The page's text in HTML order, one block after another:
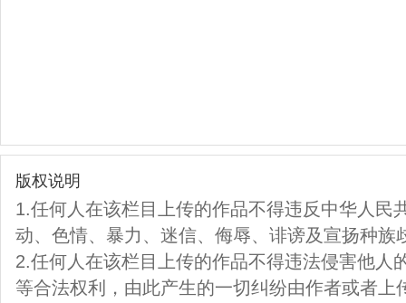
版权说明
1.任何人在该栏目上传的作品不得违反中华人民
动、色情、暴力、迷信、侮辱、诽谤及宣扬种族
2.任何人在该栏目上传的作品不得违法侵害他人
等合法权利，由此产生的一切纠纷由作者或者上